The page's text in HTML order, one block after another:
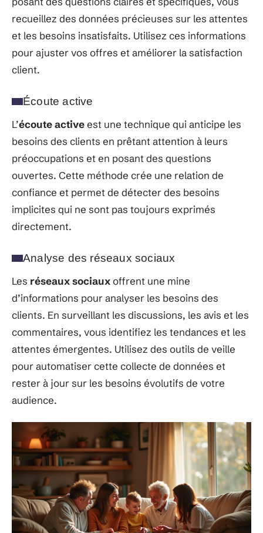
recueillez des données précieuses sur les attentes
et les besoins insatisfaits. Utilisez ces informations
pour ajuster vos offres et améliorer la satisfaction
client.
Écoute active
L’écoute activeest une technique qui anticipe les
besoins des clients en prêtant attention à leurs
préoccupations et en posant des questions
ouvertes. Cette méthode crée une relation de
confiance et permet de détecter des besoins
implicites qui ne sont pas toujours exprimés
directement.
Analyse des réseaux sociaux
Les réseaux sociauxoffrent une mine
d’informations pour analyser les besoins des
clients. En surveillant les discussions, les avis et les
commentaires, vous identifiez les tendances et les
attentes émergentes. Utilisez des outils de veille
pour automatiser cette collecte de données et
rester à jour sur les besoins évolutifs de votre
audience.